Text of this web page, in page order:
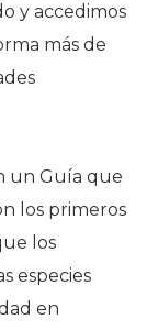
y accedimos
más de
un Guía que
los primeros
los
especies
en